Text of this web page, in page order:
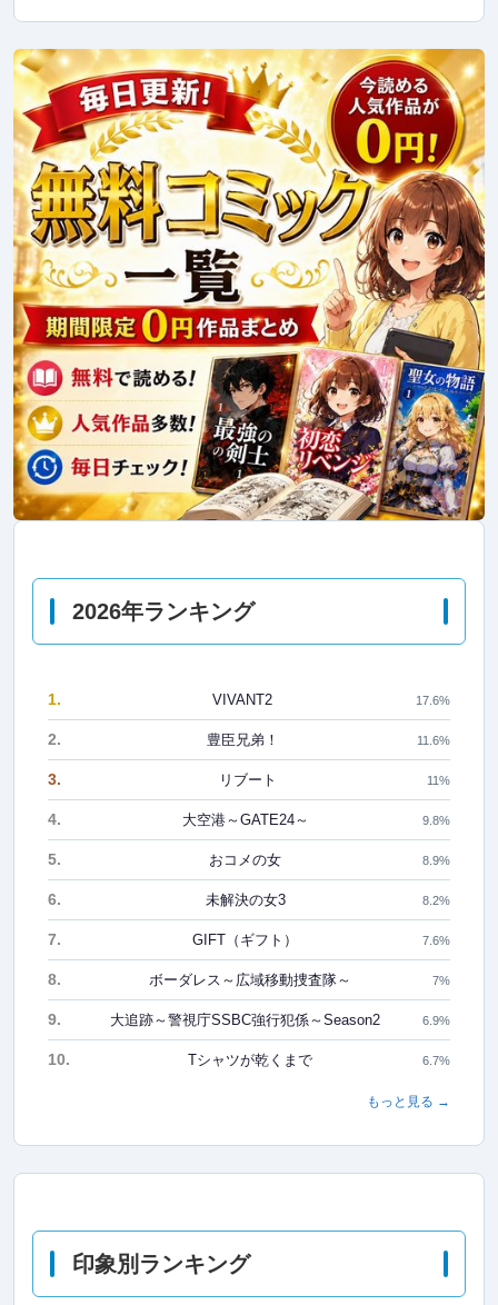
2026年ランキング
1. VIVANT2 17.6%
2. 豊臣兄弟！ 11.6%
3. リブート 11%
4. 大空港～GATE24～ 9.8%
5. おコメの女 8.9%
6. 未解決の女3 8.2%
7. GIFT（ギフト） 7.6%
8. ボーダレス～広域移動捜査隊～ 7%
9. 大追跡～警視庁SSBC強行犯係～Season2 6.9%
10. Tシャツが乾くまで 6.7%
もっと見る →
印象別ランキング